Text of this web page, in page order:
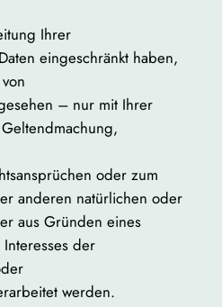
Ihrer
eingeschränkt haben,
– nur mit Ihrer
oder zum
anderen natürlichen oder
aus Gründen eines
der
werden.